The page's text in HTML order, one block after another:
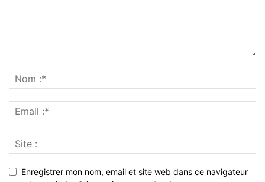
Enregistrer mon nom, email et site web dans ce navigateur